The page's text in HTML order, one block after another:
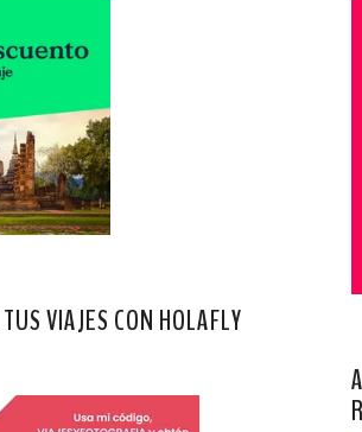
VIAJES CON HOLAFLY